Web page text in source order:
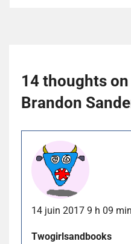
14 thoughts on
Brandon
14 juin 2017 9 h 09 min
Twogirlsandbooks